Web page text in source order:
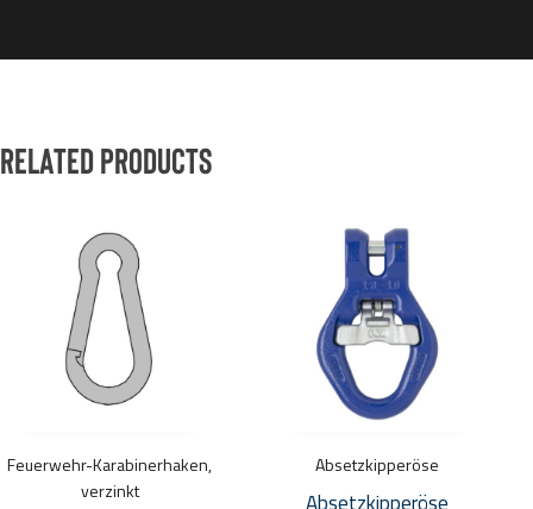
Related products
Feuerwehr-Karabinerhaken,
verzinkt
Varianten
Absetzkipperöse